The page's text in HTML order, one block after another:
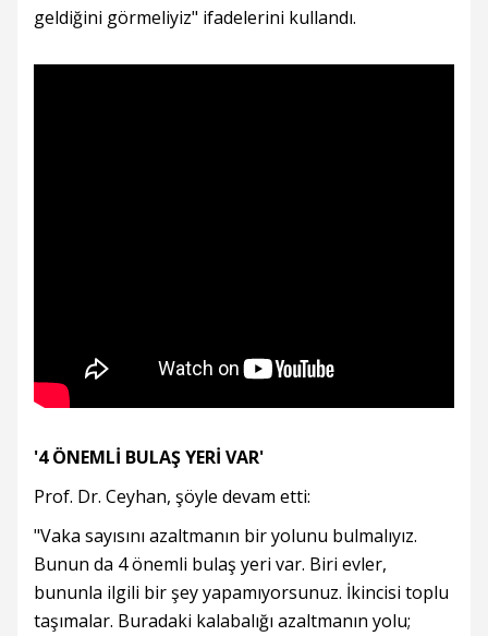
geldiğini görmeliyiz" ifadelerini kullandı.
'4 ÖNEMLİ BULAŞ YERİ VAR'
Prof. Dr. Ceyhan, şöyle devam etti:
"Vaka sayısını azaltmanın bir yolunu bulmalıyız.
Bunun da 4 önemli bulaş yeri var. Biri evler,
bununla ilgili bir şey yapamıyorsunuz. İkincisi toplu
taşımalar. Buradaki kalabalığı azaltmanın yolu;